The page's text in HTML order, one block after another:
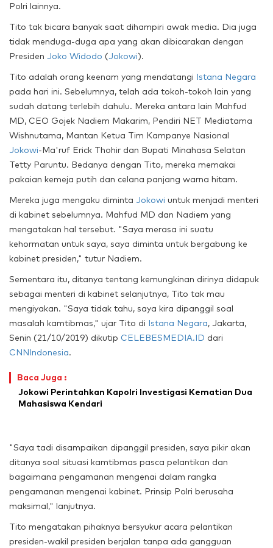
Polri lainnya.
Tito tak bicara banyak saat dihampiri awak media. Dia juga
tidak menduga-duga apa yang akan dibicarakan dengan
Presiden Joko Widodo (Jokowi).
Tito adalah orang keenam yang mendatangi Istana Negara
pada hari ini. Sebelumnya, telah ada tokoh-tokoh lain yang
sudah datang terlebih dahulu. Mereka antara lain Mahfud
MD, CEO Gojek Nadiem Makarim, Pendiri NET Mediatama
Wishnutama, Mantan Ketua Tim Kampanye Nasional
Jokowi-Ma'ruf Erick Thohir dan Bupati Minahasa Selatan
Tetty Paruntu. Bedanya dengan Tito, mereka memakai
pakaian kemeja putih dan celana panjang warna hitam.
Mereka juga mengaku diminta Jokowi untuk menjadi menteri
di kabinet sebelumnya. Mahfud MD dan Nadiem yang
mengatakan hal tersebut. "Saya merasa ini suatu
kehormatan untuk saya, saya diminta untuk bergabung ke
kabinet presiden," tutur Nadiem.
Sementara itu, ditanya tentang kemungkinan dirinya didapuk
sebagai menteri di kabinet selanjutnya, Tito tak mau
mengiyakan. "Saya tidak tahu, saya kira dipanggil soal
masalah kamtibmas," ujar Tito di Istana Negara, Jakarta,
Senin (21/10/2019) dikutip CELEBESMEDIA.ID dari
CNNIndonesia.
Baca Juga :
Jokowi Perintahkan Kapolri Investigasi Kematian Dua
Mahasiswa Kendari
"Saya tadi disampaikan dipanggil presiden, saya pikir akan
ditanya soal situasi kamtibmas pasca pelantikan dan
bagaimana pengamanan mengenai dalam rangka
pengamanan mengenai kabinet. Prinsip Polri berusaha
maksimal," lanjutnya.
Tito mengatakan pihaknya bersyukur acara pelantikan
presiden-wakil presiden berjalan tanpa ada gangguan